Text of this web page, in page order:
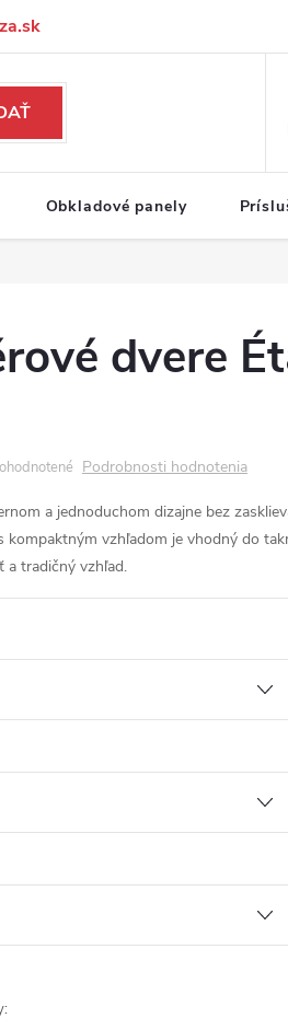
ochrany osobných údajov
Obkladové panely
dvere
Podrobnosti hodnotenia
a jednoduchom dizajne bez
kompaktným vzhľadom je vhodný do
a tradičný vzhľad.